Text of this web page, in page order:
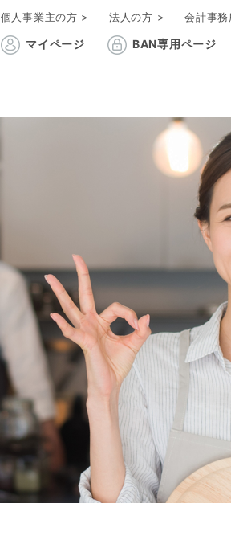
個人事業主の方 > 法人の方 > 会計事
マイページ BAN専用ページ